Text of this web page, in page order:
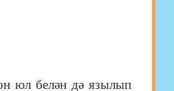
юл белән дә язылып